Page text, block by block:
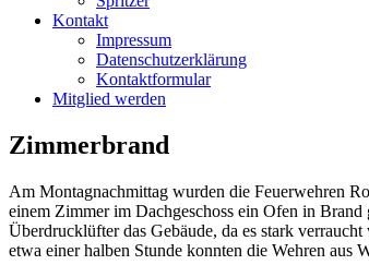
Kontakt
Impressum
Datenschutzerklärung
Kontaktformular
Mitglied werden
Zimmerbrand
Am Montagnachmittag wurden die Feuerwehren
einem Zimmer im Dachgeschoss ein Ofen in
Überdrucklüfter das Gebäude, da es stark
etwa einer halben Stunde konnten die Wehren aus